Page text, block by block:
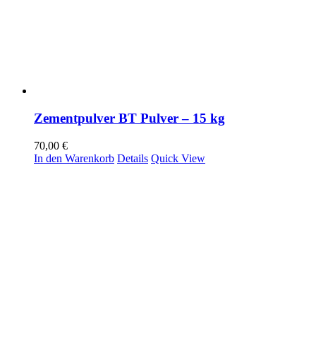
Zementpulver BT Pulver – 15 kg
70,00 €
In den Warenkorb Details Quick View